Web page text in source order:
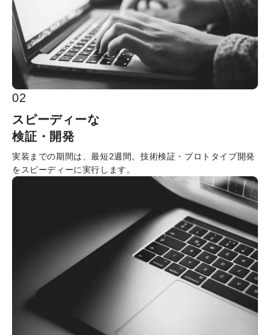
02
スピーディーな
検証・開発
実装までの期間は、最短2週間。技術検証・プロトタイプ開発
をスピーディーに実行します。